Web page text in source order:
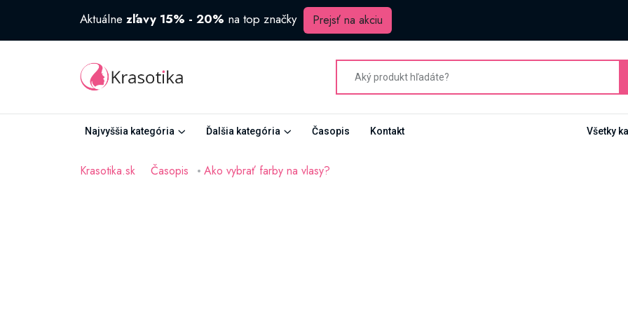
Aktuálne zľavy 15% - 20% na top značky Prejsť na akciu
Najvyššia kategória Ďalšia kategória Časopis Kontakt Všetky
Krasotika.sk Časopis Ako vybrať farby na vlasy?